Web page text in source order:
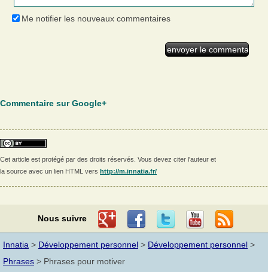
Me notifier les nouveaux commentaires
Commentaire sur Google+
Cet article est protégé par des droits réservés. Vous devez citer l'auteur et
la source avec un lien HTML vers http://m.innatia.fr/
Nous suivre
Innatia > Développement personnel > Développement personnel >
Phrases > Phrases pour motiver